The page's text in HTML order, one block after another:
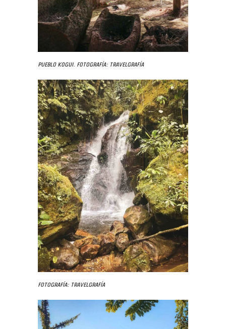
Pueblo Kogui. Fotografía: Travelgrafía
Fotografía: Travelgrafía